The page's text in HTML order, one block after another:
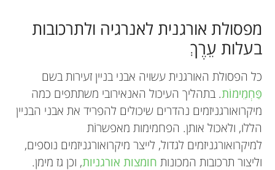
מפסולת אורגנית לאנרגיה ולתרכובות
בעלות עֵרֶךְ
כל הפסולת האורגנית עשויה אבני בניין זעירות בשם
פַּחְמֵימוֹת. בתהליך העיכול האנאירובי משתתפים כמה
מיקרואורגניזמים נהדרים שיכולים להפריד את אבני הבניין
הללו, ולאכול אותן. הפחמימות מאפשרוֹת
למיקרואורגניזמים לגדול, לייצר מיקרואורגניזמים נוספים,
וליצור תרכובות המכונות חומצות אורגניות, וכן גז מימן.